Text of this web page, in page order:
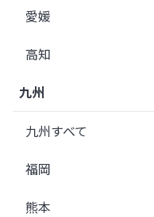
愛媛
高知
九州
九州すべて
福岡
熊本